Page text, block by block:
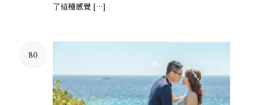
了這種感覺 […]
80